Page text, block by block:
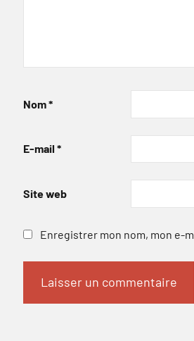
Nom*
E-mail *
Site web
Enregistrer mon nom, mon e-